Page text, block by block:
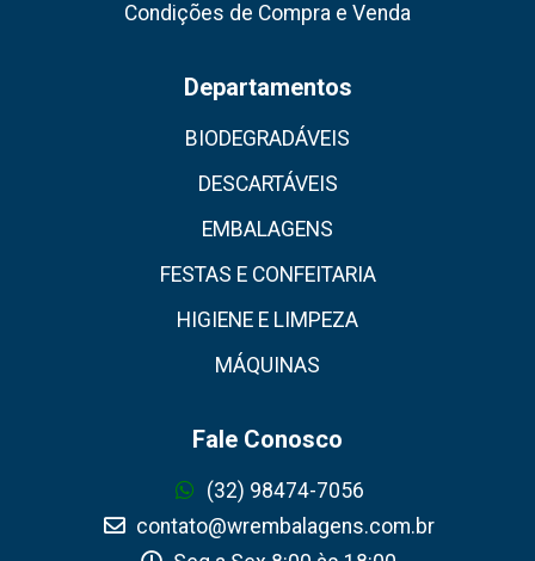
Condições de Compra e Venda
Departamentos
BIODEGRADÁVEIS
DESCARTÁVEIS
EMBALAGENS
FESTAS E CONFEITARIA
HIGIENE E LIMPEZA
MÁQUINAS
Fale Conosco
(32) 98474-7056
contato@wrembalagens.com.br